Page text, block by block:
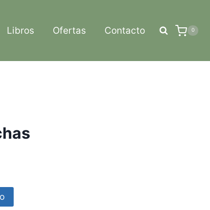
Libros Ofertas Contacto 0